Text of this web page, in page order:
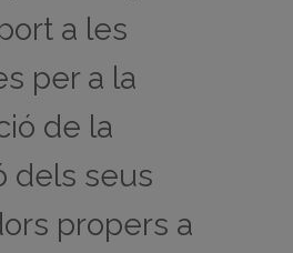
a les
per a la
de la
dels seus
propers a